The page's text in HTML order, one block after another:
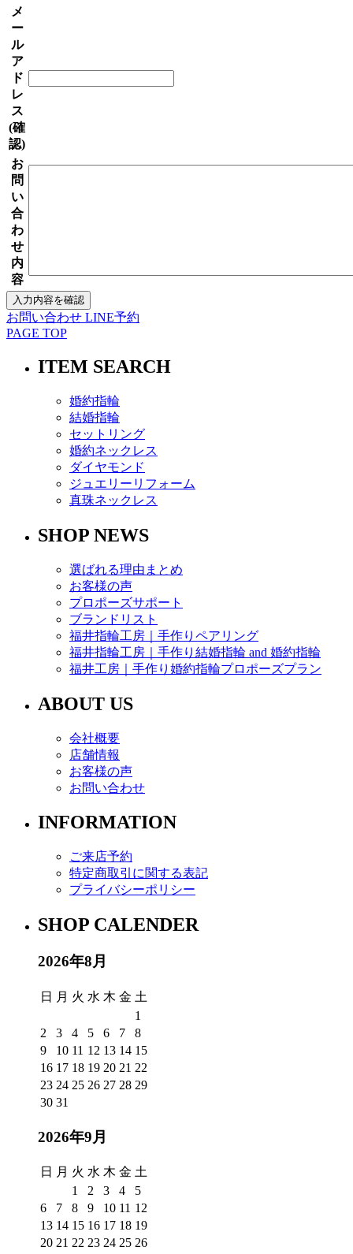
メ
ー
ル
ア
ド
レ
ス
(確
認)
お
問
い
合
わ
せ
内
容
お問い合わせ LINE予約
PAGE TOP
ITEM SEARCH
婚約指輪
結婚指輪
セットリング
婚約ネックレス
ダイヤモンド
ジュエリーリフォーム
真珠ネックレス
SHOP NEWS
選ばれる理由まとめ
お客様の声
プロポーズサポート
ブランドリスト
福井指輪工房｜手作りペアリング
福井指輪工房｜手作り結婚指輪 and 婚約指輪
福井工房｜手作り婚約指輪プロポーズプラン
ABOUT US
会社概要
店舗情報
お客様の声
お問い合わせ
INFORMATION
ご来店予約
特定商取引に関する表記
プライバシーポリシー
SHOP CALENDER
2026年8月
日 月 火 水 木 金 土
1
2
3 4 5 6 7
8
9
10 11 12 13 14 15
16 17 18 19 20 21 22
23 24 25 26 27 28 29
30 31
2026年9月
日 月 火 水 木 金 土
1
2 3 4
5
6
7 8 9 10 11 12
13 14 15 16 17 18 19
20 21 22 23 24 25 26